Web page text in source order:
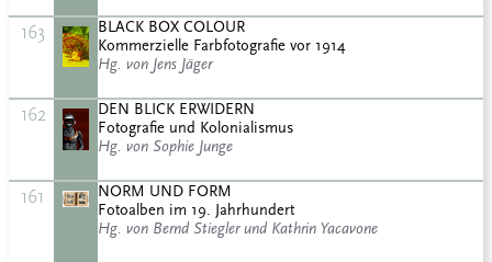
163
BLACK BOX COLOUR
Kommerzielle Farbfotografie vor 1914
Hg. von Jens Jäger
162
DEN BLICK ERWIDERN
Fotografie und Kolonialismus
Hg. von Sophie Junge
161
NORM UND FORM
Fotoalben im 19. Jahrhundert
Hg. von Bernd Stiegler und Kathrin Yacavone